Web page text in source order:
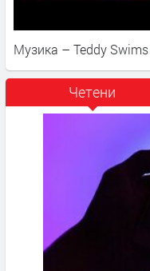
Музика – Teddy
Четени